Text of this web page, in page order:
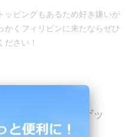
ッピングもあるため好き嫌いが
かくフィリピンに来たならぜひ
さい！
グッズはここでゲッ